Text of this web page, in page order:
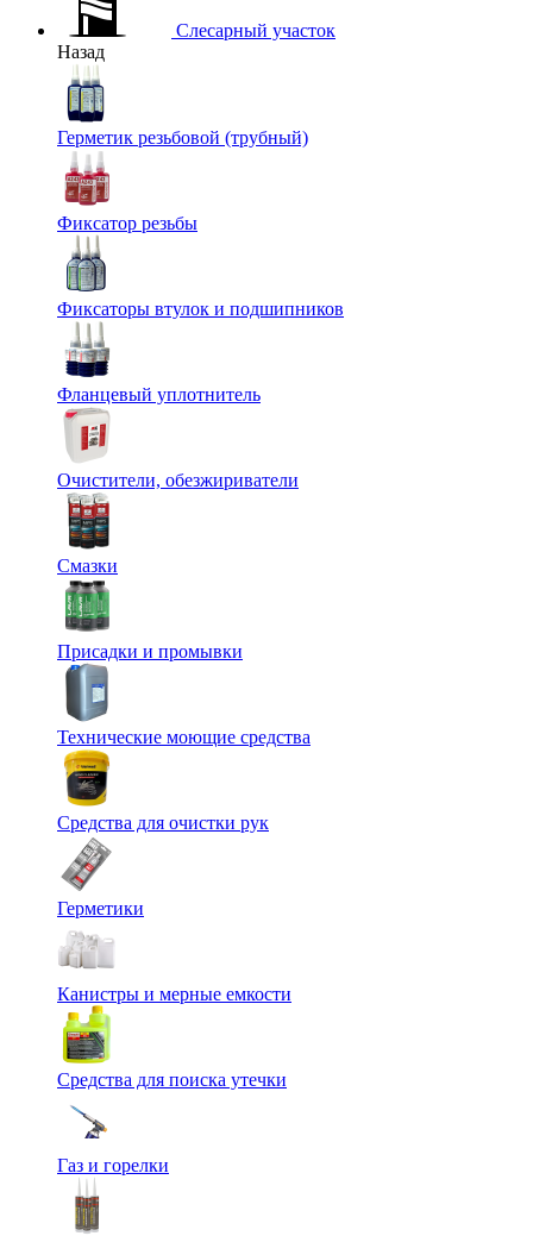
Слесарный участок
Назад
Герметик резьбовой (трубный)
Фиксатор резьбы
Фиксаторы втулок и подшипников
Фланцевый уплотнитель
Очистители, обезжириватели
Смазки
Присадки и промывки
Технические моющие средства
Средства для очистки рук
Герметики
Канистры и мерные емкости
Средства для поиска утечки
Газ и горелки